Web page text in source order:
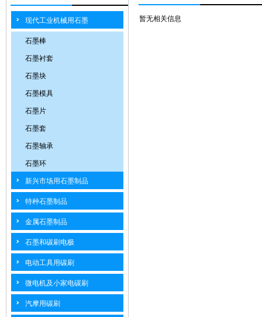
现代工业机械用石墨
石墨棒
石墨衬套
石墨块
石墨模具
石墨片
石墨套
石墨轴承
石墨环
新兴市场用石墨制品
特种石墨制品
金属石墨制品
石墨和碳刷电极
电动工具用碳刷
微电机及小家电碳刷
汽摩用碳刷
暂无相关信息